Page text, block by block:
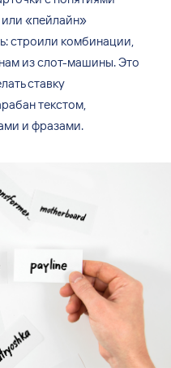
«пейлайн»
строили комбинации,
изслот-машины. Это
ставку
текстом,
и фразами.